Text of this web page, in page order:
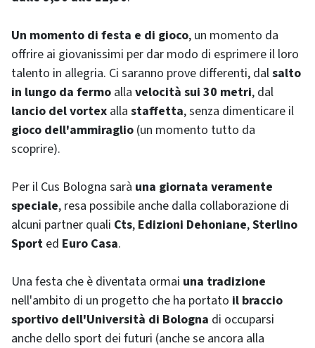
Un momento di festa e di gioco, un momento da
offrire ai giovanissimi per dar modo di esprimere il loro
talento in allegria. Ci saranno prove differenti, dalsalto
in lungo da fermo alla velocità sui 30 metri, dal
lancio del vortex alla staffetta, senza dimenticare il
gioco dell'ammiraglio (un momento tutto da
scoprire).
Per il Cus Bologna sarà una giornata veramente
speciale, resa possibile anche dalla collaborazione di
alcuni partner quali Cts, Edizioni Dehoniane,Sterlino
Sport ed Euro Casa.
Una festa che è diventata ormai una tradizione
nell'ambito di un progetto che ha portato il braccio
sportivo dell'Università di Bologna di occuparsi
anche dello sport dei futuri (anche se ancora alla